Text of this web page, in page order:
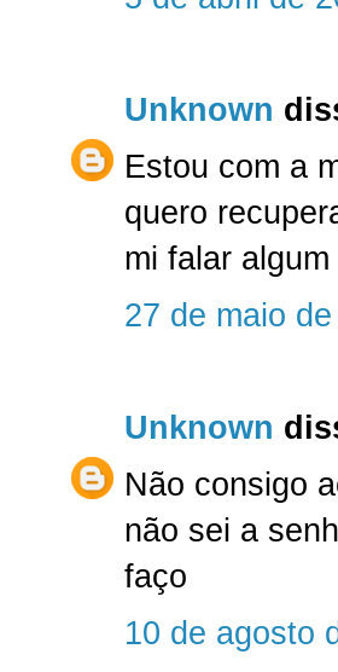
Unknown
Estou com a
quero
mi falar algum
27 de maio
Unknown
Não consigo
não sei a
faço
10 de agosto